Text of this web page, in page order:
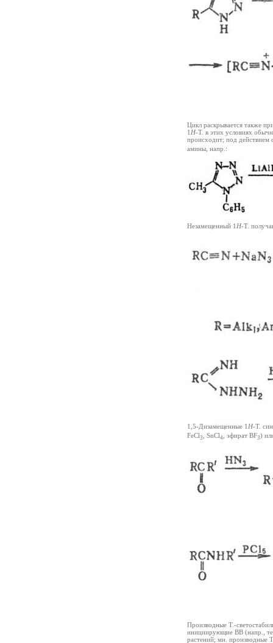
Цикл раскрывается также
1 H-Т. в этих условиях
происходит; под действием
амины, напр.:
Незамещенный 1 H-Т.
1,5-Дизамещенные 1 H-Т.
FeCl3, SnCl4, эфират BF3)
Производные Т.-
инициирующие ВВ (напр.,
растений; мн. производные